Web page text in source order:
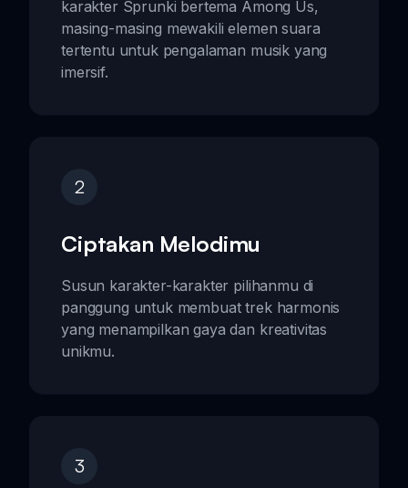
karakter Sprunki bertema Among Us,
masing-masing mewakili elemen suara
tertentu untuk pengalaman musik yang
imersif.
2
Ciptakan Melodimu
Susun karakter-karakter pilihanmu di
panggung untuk membuat trek harmonis
yang menampilkan gaya dan kreativitas
unikmu.
3